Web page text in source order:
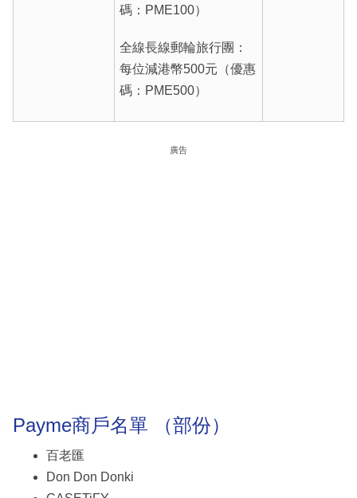
碼：PME100）
全線長線郵輪旅行團：
每位減港幣500元（優惠
碼：PME500）
廣告
Payme商戶名單 （部份）
百老匯
Don Don Donki